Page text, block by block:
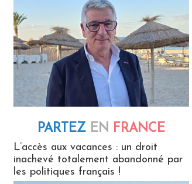
PARTEZ EN FRANCE
L’accès aux vacances : un droit
inachevé totalement abandonné par
les politiques français !